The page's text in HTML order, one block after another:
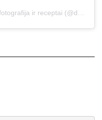
A post shared by Jurga • Maisto fotografija ir receptai (@duonos.ir.zaidimu)